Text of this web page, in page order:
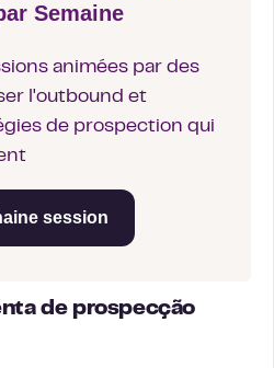
Semaine
animées par des
l'outbound et
de prospection qui
session
de prospecção